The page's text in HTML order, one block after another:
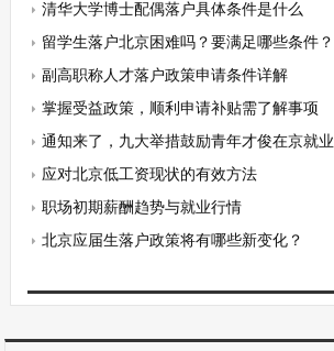
清华大学博士配偶落户具体条件是什么
留学生落户北京困难吗？要满足哪些条件？
副高职称人才落户政策申请条件详解
掌握受益政策，顺利申请补贴需了解事项
通知来了，九大举措鼓励青年才俊在京就业
应对北京低工资现状的有效方法
职场初期薪酬趋势与就业行情
北京应届生落户政策将有哪些新变化？